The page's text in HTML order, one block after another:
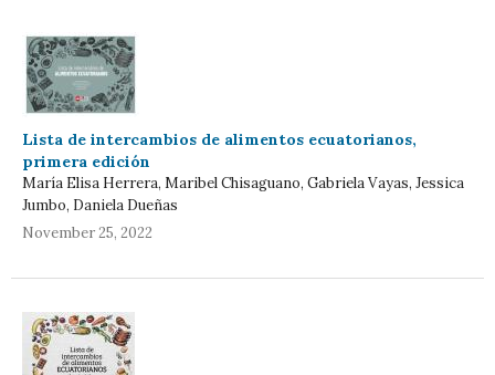
Lista de intercambios de alimentos ecuatorianos,
primera edición
María Elisa Herrera, Maribel Chisaguano, Gabriela Vayas, Jessica
Jumbo, Daniela Dueñas
November 25, 2022